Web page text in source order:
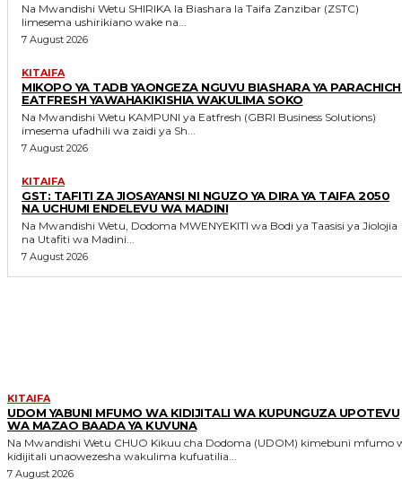
Na Mwandishi Wetu SHIRIKA la Biashara la Taifa Zanzibar (ZSTC)
limesema ushirikiano wake na...
7 August 2026
KITAIFA
MIKOPO YA TADB YAONGEZA NGUVU BIASHARA YA
EATFRESH YAWAHAKIKISHIA WAKULIMA SOKO
Na Mwandishi Wetu KAMPUNI ya Eatfresh (GBRI Business Solutions)
imesema ufadhili wa zaidi ya Sh...
7 August 2026
KITAIFA
GST: TAFITI ZA JIOSAYANSI NI NGUZO YA DIRA YA TAIFA 2050
NA UCHUMI ENDELEVU WA MADINI
Na Mwandishi Wetu, Dodoma MWENYEKITI wa Bodi ya Taasisi ya Jiolojia
na Utafiti wa Madini...
7 August 2026
KITAIFA
UDOM YABUNI MFUMO WA KIDIJITALI WA KUPUNGUZA UPOTEVU
WA MAZAO BAADA YA KUVUNA
Na Mwandishi Wetu CHUO Kikuu cha Dodoma (UDOM) kimebuni mfumo wa
kidijitali unaowezesha wakulima kufuatilia...
7 August 2026